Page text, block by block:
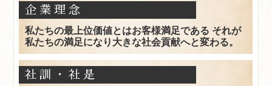
企業理念
私たちの最上位価値とはお客様満足である それが
私たちの満足になり大きな社会貢献へと変わる。
社訓・社是